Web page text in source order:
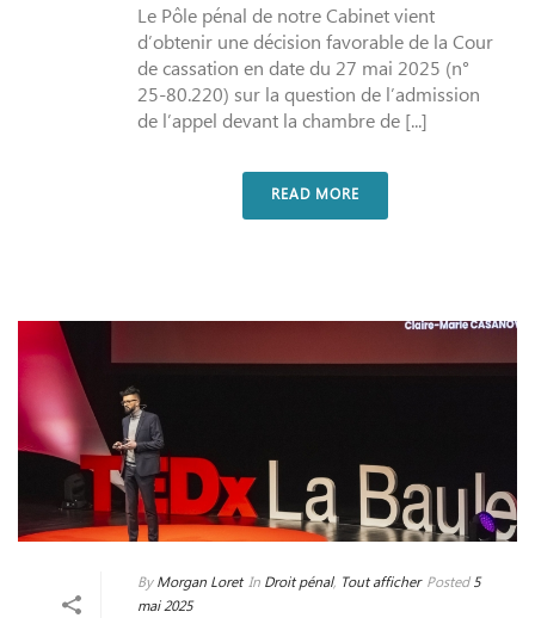
Le Pôle pénal de notre Cabinet vient
d’obtenir une décision favorable de la Cour
de cassation en date du 27 mai 2025 (n°
25-80.220) sur la question de l’admission
de l’appel devant la chambre de [...]
READ MORE
By Morgan Loret In Droit pénal, Tout afficher Posted 5
mai 2025